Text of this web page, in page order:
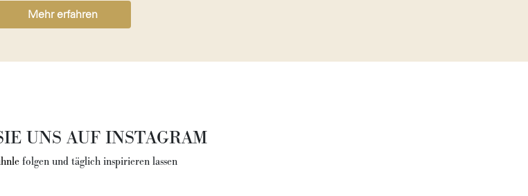
Mehr erfahren
UNS AUF INSTAGRAM
folgen und täglich inspirieren lassen